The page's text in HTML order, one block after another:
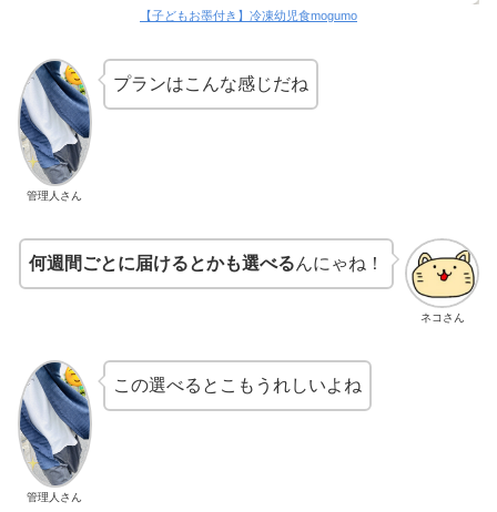
【子どもお墨付き】冷凍幼児食mogumo
管理人さん
プランはこんな感じだね
ネコさん
何週間ごとに届けるとかも選べるんにゃね！
管理人さん
この選べるとこもうれしいよね